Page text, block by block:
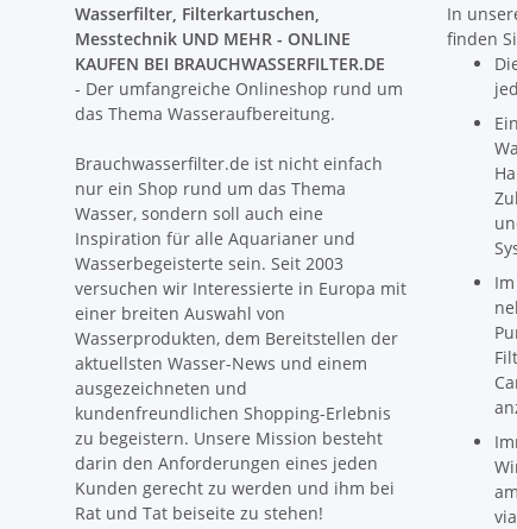
Wasserfilter, Filterkartuschen,
Messtechnik UND MEHR - ONLINE
KAUFEN BEI BRAUCHWASSERFILTER.DE
- Der umfangreiche Onlineshop rund um
das Thema Wasseraufbereitung.
Brauchwasserfilter.de ist nicht einfach
nur ein Shop rund um das Thema
Wasser, sondern soll auch eine
Inspiration für alle Aquarianer und
Wasserbegeisterte sein. Seit 2003
versuchen wir Interessierte in Europa mit
einer breiten Auswahl von
Wasserprodukten, dem Bereitstellen der
aktuellsten Wasser-News und einem
ausgezeichneten und
kundenfreundlichen Shopping-Erlebnis
zu begeistern. Unsere Mission besteht
darin den Anforderungen eines jeden
Kunden gerecht zu werden und ihm bei
Rat und Tat beiseite zu stehen!
In
finden